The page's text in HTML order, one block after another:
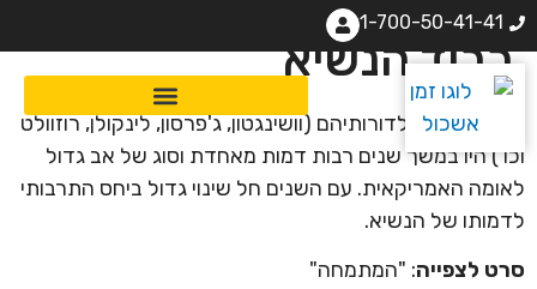
1-700-50-41-41
כבוד הנשיא
נשיאי ארה"ב לדורותיהם (וושינגטון, ג'פרסון, לינקולן, רוזוולט
וכו') היו במשך שנים רבות דמות מאחדת וסוג של אב גדול
לאומה האמריקאית. עם השנים חל שינוי גדול ביחס התרבותי
לדמותו של הנשיא.
סרט לצפייה: "המתמחה"